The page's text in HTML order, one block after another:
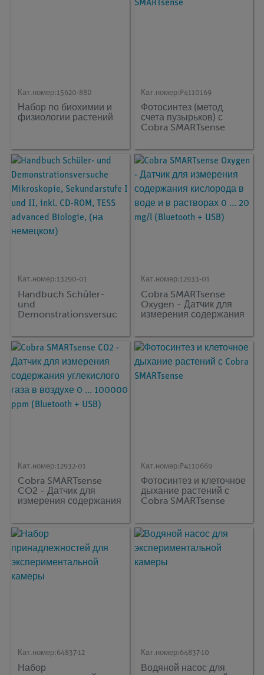
Кат.номер:15620-88D
Набор по биохимии и
физиологии растений
Кат.номер: P4110169
Фотосинтез (метод
счета пузырьков) с
Cobra SMARTsense
Кат.номер:13290-01
Handbuch Schüler-
und
Demonstrationsversuc
Sekundarstufe I und II,
inkl. CD-ROM, TESS
advanced Biologie, (на
немецком)
Кат.номер:12933-01
Cobra SMARTsense
Oxygen - Датчик для
измерения содержания
растворах 0 ... 20 mg/l
(Bluetooth + USB)
Кат.номер:12932-01
Cobra SMARTsense
CO2 - Датчик для
измерения содержания
воздухе 0 ... 100000
ppm (Bluetooth + USB)
Кат.номер: P4110669
Фотосинтез и клеточное
дыхание растений с
Cobra SMARTsense
Кат.номер:64837-12
Набор
Кат.номер:64837-10
Водяной насос для